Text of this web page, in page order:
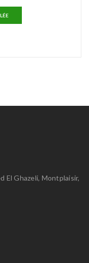
El Ghazeli, Montplaisir,